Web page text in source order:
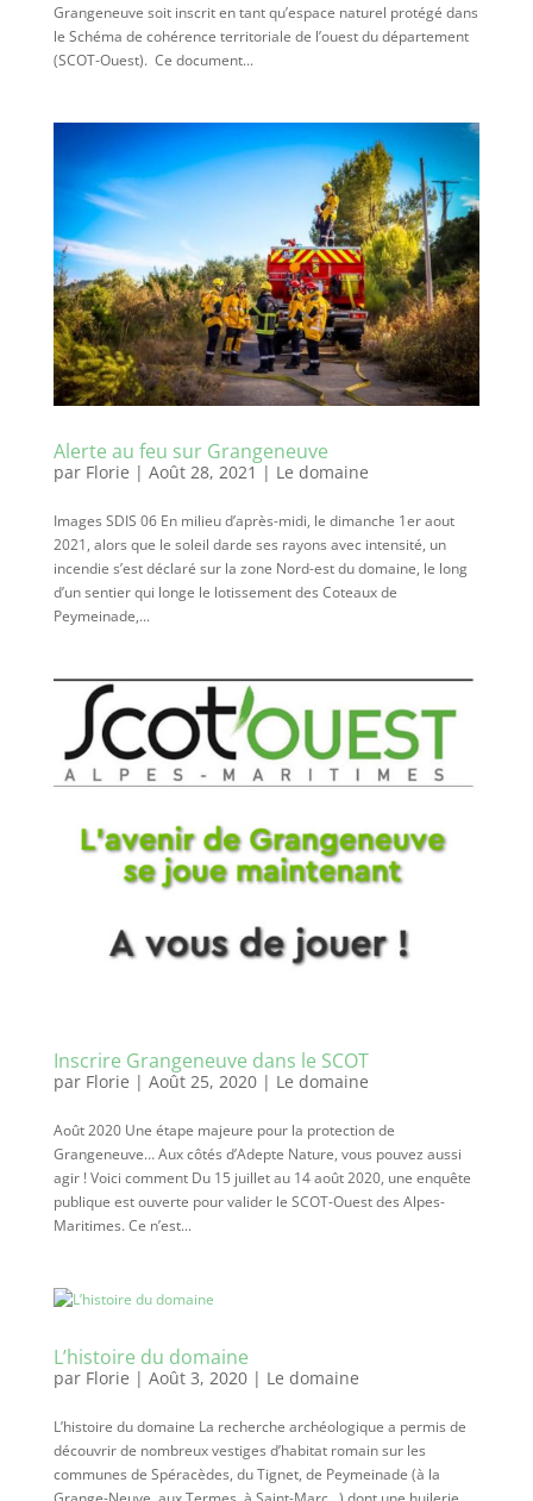
Grangeneuve soit inscrit en tant qu’espace naturel protégé dans
le Schéma de cohérence territoriale de l’ouest du département
(SCOT-Ouest). Ce document...
Alerte au feu sur Grangeneuve
par Florie | Août 28, 2021 | Le domaine
Images SDIS 06 En milieu d’après-midi, le dimanche 1er aout
2021, alors que le soleil darde ses rayons avec intensité, un
incendie s’est déclaré sur la zone Nord-est du domaine, le long
d’un sentier qui longe le lotissement des Coteaux de
Peymeinade,...
Inscrire Grangeneuve dans le SCOT
par Florie | Août 25, 2020| Le domaine
Août 2020 Une étape majeure pour la protection de
Grangeneuve… Aux côtés d’Adepte Nature, vous pouvez aussi
agir ! Voici comment Du 15 juillet au 14 août 2020, une enquête
publique est ouverte pour valider le SCOT-Ouest des Alpes-
Maritimes. Ce n’est...
L’histoire du domaine
par Florie | Août 3, 2020| Le domaine
L’histoire du domaine La recherche archéologique a permis de
découvrir de nombreux vestiges d’habitat romain sur les
communes de Spéracèdes, du Tignet, de Peymeinade (à la